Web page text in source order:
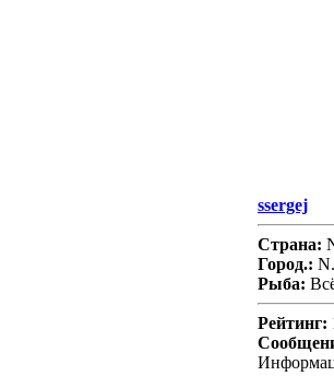
ssergej
Страна:
Город.: N.
Рыба:
Рейтинг: